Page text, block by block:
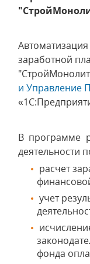
Автоматизация
заработной
и Управление
В программе
деятельности
расчет
учет
фонда